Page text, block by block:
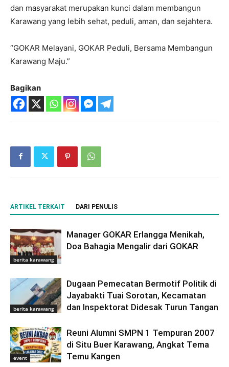
dan masyarakat merupakan kunci dalam membangun
Karawang yang lebih sehat, peduli, aman, dan sejahtera.
“GOKAR Melayani, GOKAR Peduli, Bersama Membangun
Karawang Maju.”
Bagikan
ARTIKEL TERKAIT DARI PENULIS
berita karawang
Manager GOKAR Erlangga Menikah,
Doa Bahagia Mengalir dari GOKAR
berita karawang
Dugaan Pemecatan Bermotif Politik di
Jayabakti Tuai Sorotan, Kecamatan
dan Inspektorat Didesak Turun Tangan
event
Reuni Alumni SMPN 1 Tempuran 2007
di Situ Buer Karawang, Angkat Tema
Temu Kangen